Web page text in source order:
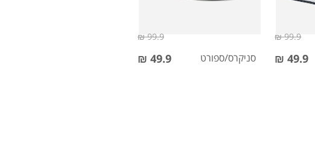
49.9 ₪
99.9 ₪
סניקרס/ספורט 49.9 ₪
99.9 ₪